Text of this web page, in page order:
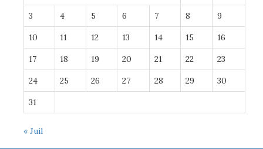
3 4 5 6 7 8 9
10 11 12 13 14 15 16
17 18 19 20 21 22 23
24 25 26 27 28 29 30
31
« Juil